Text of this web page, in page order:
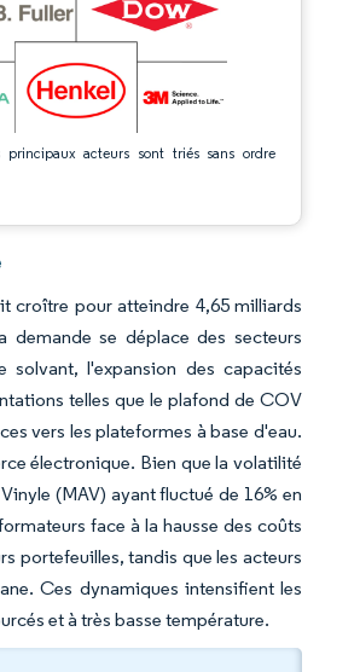
acteurs sont triés sans ordre
croître pour atteindre 4,65 milliards
demande se déplace des secteurs
l'expansion des capacités
telles que le plafond de COV
vers les plateformes à base d'eau.
électronique. Bien que la volatilité
(MAV) ayant fluctué de 16% en
face à la hausse des coûts
portefeuilles, tandis que les acteurs
Ces dynamiques intensifient les
et à très basse température.